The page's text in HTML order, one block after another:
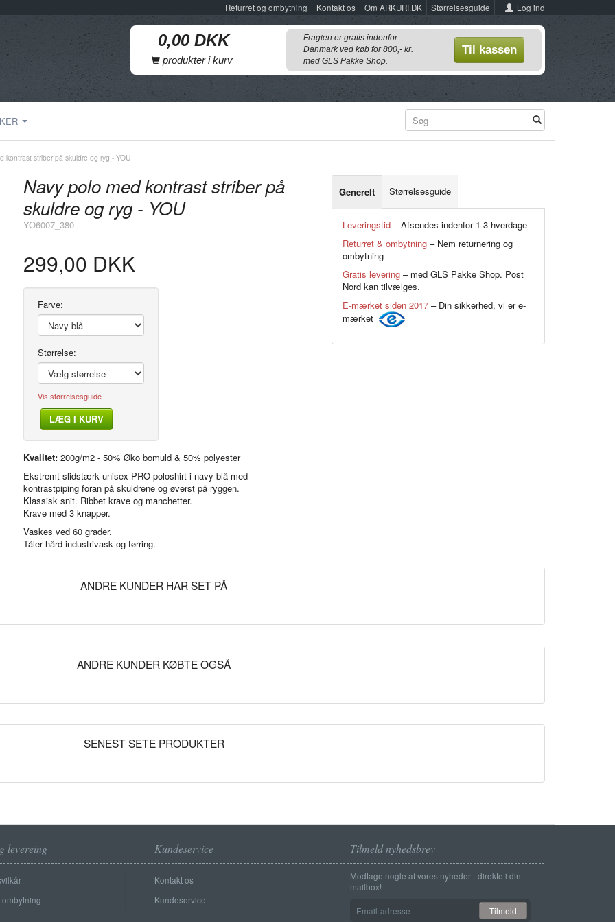
Log ind
Størrelsesguide
Om ARKURI.DK
Kontakt os
Returret og ombytning
produkter i kurv
Fragten er gratis indenfor
Danmark ved køb for 800,- kr.
med GLS Pakke Shop.
Til kassen
kontrast striber på skuldre og ryg - YOU
Navy polo med kontrast striber på
skuldre og ryg - YOU
YO6007_380
299,00 DKK
Vis størrelsesguide
Farve:
Størrelse:
LÆG I KURV
Kvalitet:200g/m2 - 50% Øko bomuld & 50% polyester
Ekstremt slidstærk unisex PRO poloshirt i navy blå med
kontrastpiping foran på skuldrene og øverst på ryggen.
Klassisk snit. Ribbet krave og manchetter.
Krave med 3 knapper.
Vaskes ved 60 grader.
Tåler hård industrivask og tørring.
Generelt Størrelsesguide
Leveringstid– Afsendes indenfor 1-3 hverdage
Returret & ombytning– Nem returnering og
ombytning
Gratis levering– med GLS Pakke Shop. Post
Nord kan tilvælges.
E-mærket siden 2017– Din sikkerhed, vi er e-
mærket
ANDRE KUNDER HAR SET PÅ
ANDRE KUNDER KØBTE OGSÅ
SENEST SETE PRODUKTER
levereing Kundeservice
Kontakt os
Kundeservice
Tilmeld nyhedsbrev
Modtage nogle af vores nyheder - direkte i din
mailbox!
adresse
Tilmeld